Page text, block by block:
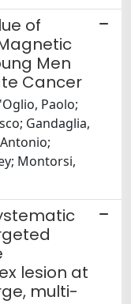
of
Men
Cancer
Paolo;
Gandaglia,
Montorsi,
lesion at
multi-